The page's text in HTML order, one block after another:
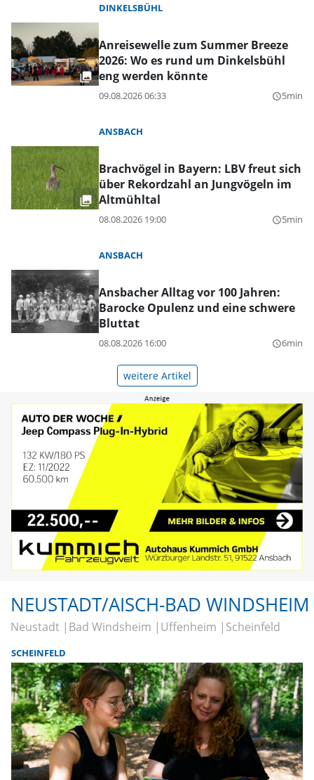
DINKELSBÜHL
Anreisewelle zum Summer Breeze
2026: Wo es rund um Dinkelsbühl
eng werden könnte
09.08.2026 06:33 query_builder5min
ANSBACH
Brachvögel in Bayern: LBV freut sich
über Rekordzahl an Jungvögeln im
Altmühltal
08.08.2026 19:00 query_builder5min
ANSBACH
Ansbacher Alltag vor 100 Jahren:
Barocke Opulenz und eine schwere
Bluttat
08.08.2026 16:00 query_builder6min
weitere Artikel
NEUSTADT/AISCH-BAD WINDSHEIM
Neustadt Bad Windsheim Uffenheim Scheinfeld
SCHEINFELD